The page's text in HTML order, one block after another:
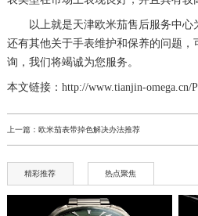
以上就是天津欧米茄售后服务中心
还有其他关于手表维护和保养的问题，
询，我们将竭诚为您服务。
本文链接：http://www.tianjin-omega.cn/
上一篇： 欧米茄表带掉色解决办法推荐
精彩推荐 热点聚焦